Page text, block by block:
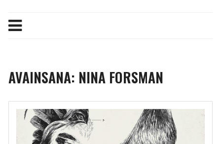
AVAINSANA: NINA FORSMAN